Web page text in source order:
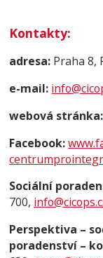
Kontakty:
adresa: Praha 8,
e-mail: info@cico
webová stránka:
Facebook:
Sociální
700,
Perspektiva –
poradenství –